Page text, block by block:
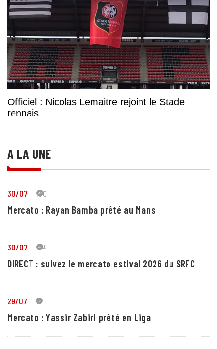
Officiel : Nicolas Lemaitre rejoint le Stade
rennais
A LA UNE
30/07 30
Mercato : Rayan Bamba prêté au Mans
30/07 24
DIRECT : suivez le mercato estival 2026 du SRFC
29/07 5
Mercato : Yassir Zabiri prêté en Liga